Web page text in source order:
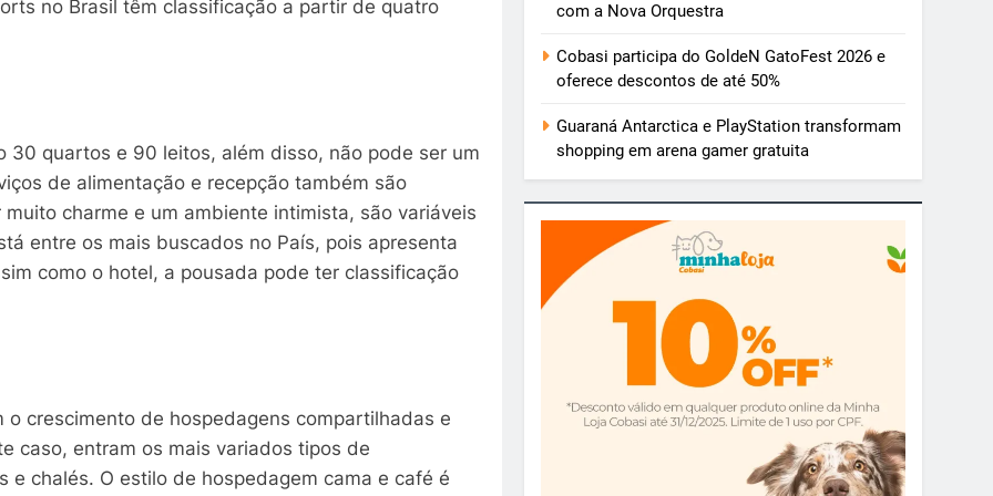
no Brasil têm classificação a partir de quatro
30 quartos e 90 leitos, além disso, não pode ser um
de alimentação e recepção também são
charme e um ambiente intimista, são variáveis
entre os mais buscados no País, pois apresenta
como o hotel, a pousada pode ter classificação
crescimento de hospedagens compartilhadas e
caso, entram os mais variados tipos de
chalés. O estilo de hospedagem cama e café é
com a Nova Orquestra
Cobasi participa do GoldeN GatoFest 2026 e
oferece descontos de até 50%
Guaraná Antarctica e PlayStation transformam
shopping em arena gamer gratuita